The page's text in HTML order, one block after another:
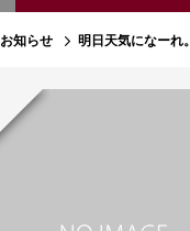
お知らせ 明日天気になーれ。